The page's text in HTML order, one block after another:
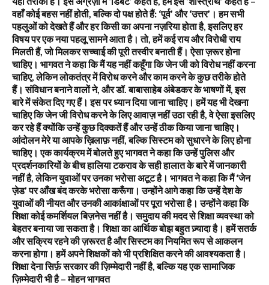
वहाँ कोई बहस नहीं होती, बल्कि दो पक्ष होते हैं: ‘पूर्व’ और ‘उत्तर’। हम सभी
पहलुओं को देखते हैं और हर किसी का अपना नज़रिया होता है, इसलिए हर
विषय पर एक नया पहलू सामने आता है। तो, हमें कई राय और विरोधी राय
मिलती हैं, जो मिलकर सच्चाई की पूरी तस्वीर बनाती हैं। ऐसा ज़रूर होना
चाहिए। भागवत ने कहा कि मैं यह नहीं कहूँगा कि जेन जी को विरोध नहीं करना
चाहिए, लेकिन लोकतंत्र में विरोध करने और काम करने के कुछ तरीके होते
हैं। संविधान बनाने वालों ने, और डॉ. बाबासाहेब अंबेडकर के भाषणों में, इस
बारे में संकेत दिए गए हैं। इस पर ध्यान दिया जाना चाहिए। हमें यह भी देखना
चाहिए कि जेन जी विरोध करने के लिए आवाज़ नहीं उठा रही है, वे ऐसा इसलिए
कर रहे हैं क्योंकि उन्हें कुछ दिक्कतें हैं और उन्हें ठीक किया जाना चाहिए।
आंदोलन मेरे या आपके ख़िलाफ़ नहीं, बल्कि सिस्टम को सुधारने के लिए होना
चाहिए। एक कार्यक्रम में बोलते हुए भागवत ने कहा कि उन्हें पुलिस और
प्रदर्शनकारियों के बीच हालिया टकराव के सही हालात के बारे में जानकारी
नहीं है, लेकिन युवाओं पर उनका भरोसा अटूट है। भागवत ने कहा कि मैं ‘जेन
ज़ेड’ पर आँख बंद करके भरोसा करूँगा। उन्होंने आगे कहा कि उन्हें देश के
युवाओं की नीयत और उनकी आकांक्षाओं पर पूरा भरोसा है। उन्होंने कहा कि
शिक्षा कोई कमर्शियल बिज़नेस नहीं है। समुदाय की मदद से शिक्षा व्यवस्था को
बेहतर बनाया जा सकता है। शिक्षा का आर्थिक बोझ बहुत ज़्यादा है। हमें सतर्क
और सक्रिय रहने की ज़रूरत है और सिस्टम का नियमित रूप से आकलन
करना होगा। हमें अपने शिक्षकों को भी प्रशिक्षित करने की आवश्यकता है।
शिक्षा देना सिर्फ़ सरकार की ज़िम्मेदारी नहीं है, बल्कि यह एक सामाजिक
ज़िम्मेदारी भी है – मोहन भागवत